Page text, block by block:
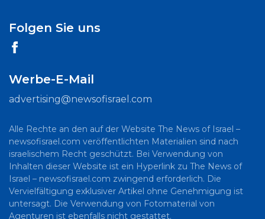
Folgen Sie uns
Werbe-E-Mail
advertising@newsofisrael.com
Alle Rechte an den auf der Website The News of Israel –
newsofisrael.com veröffentlichten Materialien sind nach
israelischem Recht geschützt. Bei Verwendung von
Inhalten dieser Website ist ein Hyperlink zu The News of
Israel – newsofisrael.com zwingend erforderlich. Die
Vervielfältigung exklusiver Artikel ohne Genehmigung ist
untersagt. Die Verwendung von Fotomaterial von
Agenturen ist ebenfalls nicht gestattet.